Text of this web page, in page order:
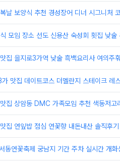
날 보양식 추천 경성장어 디너 시그니처
모임 장소 선도 신용산 숙성회 횟집 낮술
집 을지로3가역 낮술 흑백요리사 여의주
맛집 데이트코스 더멜란지 스테이크 레
집 상암동 DMC 가족모임 추천 색동저고
집 연잎밥 점심 연꽃향 내돈내산 솔직후기
동연꽃축제 궁남지 기간 주차 실시간 개화